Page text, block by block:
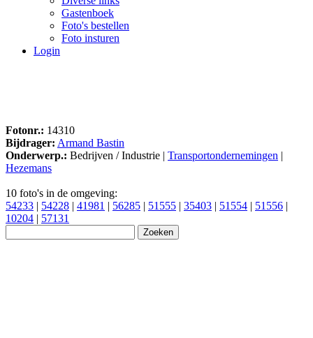
Gastenboek
Foto's bestellen
Foto insturen
Login
Fotonr.: 14310
Bijdrager: Armand Bastin
Onderwerp.: Bedrijven / Industrie | Transportondernemingen |
Hezemans
10 foto's in de omgeving:
54233 | 54228 | 41981 | 56285 | 51555 | 35403 | 51554 | 51556 |
10204 | 57131